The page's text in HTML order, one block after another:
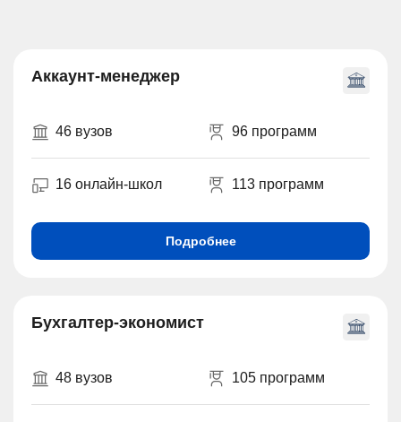
Аккаунт-менеджер
46 вузов 96 программ
16 онлайн-школ 113 программ
Подробнее
Бухгалтер-экономист
48 вузов 105 программ